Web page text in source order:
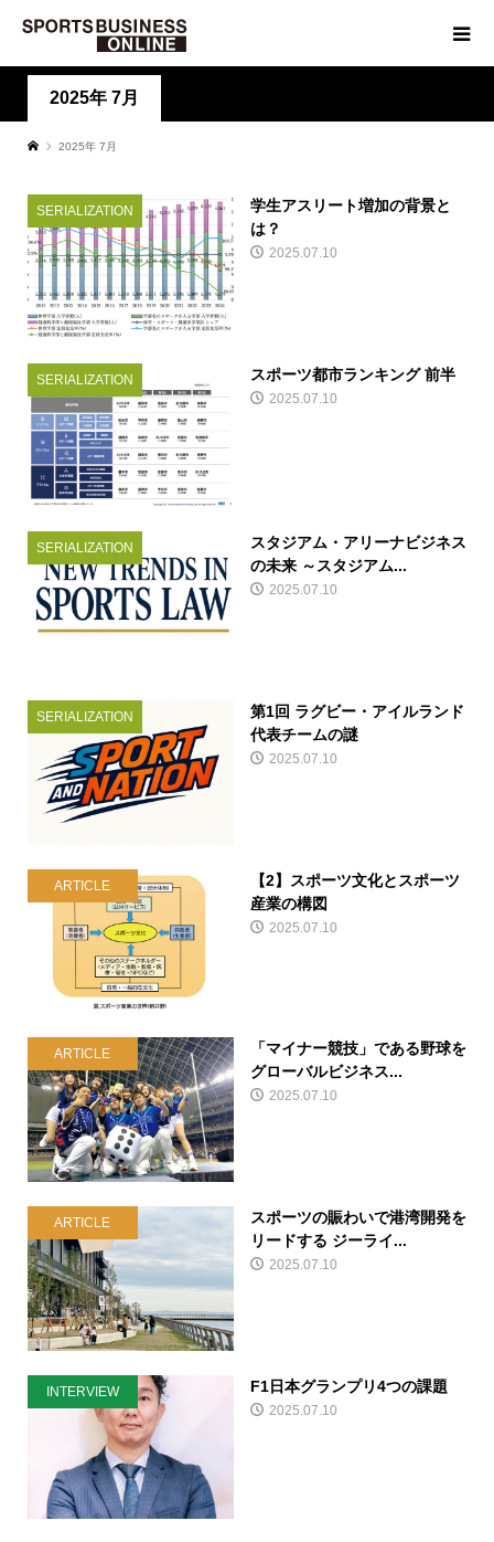
2025年 7月
2025年 7月
SERIALIZATION
学生アスリート増加の背景と
は？
2025.07.10
SERIALIZATION スポーツ都市ランキング 前半
2025.07.10
SERIALIZATION
スタジアム・アリーナビジネス
の未来 ～スタジアム...
2025.07.10
SERIALIZATION
第1回 ラグビー・アイルランド
代表チームの謎
2025.07.10
ARTICLE
【2】スポーツ文化とスポーツ
産業の構図
2025.07.10
ARTICLE
「マイナー競技」である野球を
グローバルビジネス...
2025.07.10
ARTICLE
スポーツの賑わいで港湾開発を
リードする ジーライ...
2025.07.10
INTERVIEW F1日本グランプリ4つの課題
2025.07.10